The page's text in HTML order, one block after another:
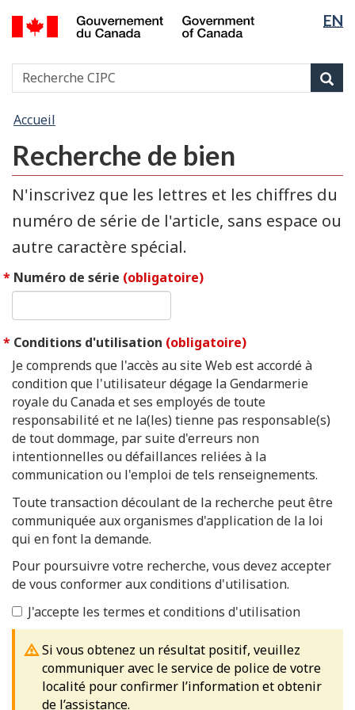
Passer
au
Passer
à
de
Passer
à
HTML
la
langue
EN
of
Recherche
Recherche
CIPC
Vous
ici :
Accueil
Recherche de bien
N'inscrivez que les lettres et les chiffres du
numéro de série de l'article, sans espace ou
autre caractère spécial.
Numéro de série (obligatoire)
Conditions d'utilisation (obligatoire)
Je comprends que l'accès au site Web est accordé à
condition que l'utilisateur dégage la Gendarmerie
royale du Canada et ses employés de toute
responsabilité et ne la(les) tienne pas responsable(s)
de tout dommage, par suite d'erreurs non
intentionnelles ou défaillances reliées à la
communication ou l'emploi de tels renseignements.
Toute transaction découlant de la recherche peut être
communiquée aux organismes d'application de la loi
qui en font la demande.
Pour poursuivre votre recherche, vous devez accepter
de vous conformer aux conditions d'utilisation.
J'accepte les termes et conditions d'utilisation
Si vous obtenez un résultat positif, veuillez
communiquer avec le service de police de votre
localité pour confirmer l’information et obtenir
de l’assistance.